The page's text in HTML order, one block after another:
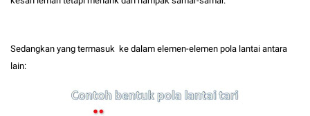
Sedangkan yang termasuk ke dalam elemen-elemen pola lantai antara
lain: